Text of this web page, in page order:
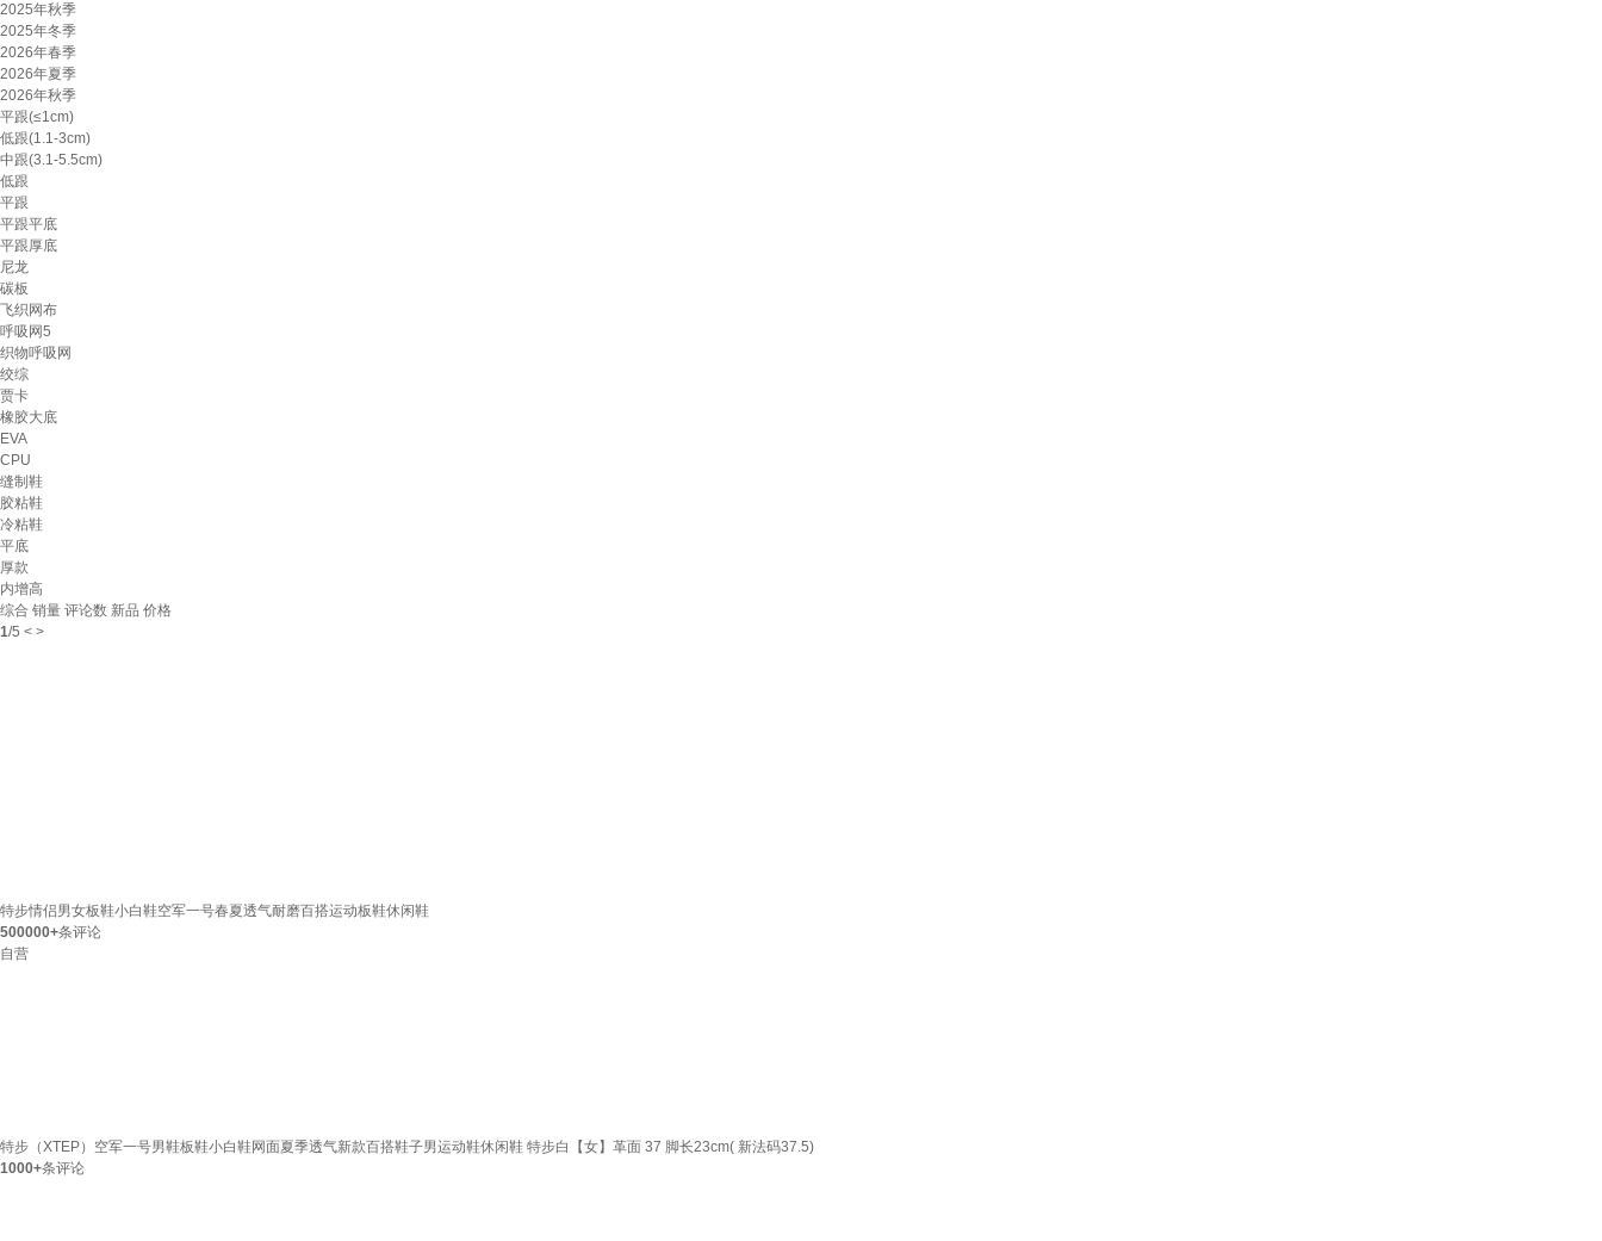
2025年秋季
2025年冬季
2026年春季
2026年夏季
2026年秋季
平跟(≤1cm)
低跟(1.1-3cm)
中跟(3.1-5.5cm)
低跟
平跟
平跟平底
平跟厚底
尼龙
碳板
飞织网布
呼吸网5
织物呼吸网
绞综
贾卡
橡胶大底
EVA
CPU
缝制鞋
胶粘鞋
冷粘鞋
平底
厚款
内增高
综合 销量 评论数 新品 价格
1/5 < >
特步情侣男女板鞋小白鞋空军一号春夏透气耐磨百搭运动板鞋休闲鞋
500000+条评论
自营
特步（XTEP）空军一号男鞋板鞋小白鞋网面夏季透气新款百搭鞋子男运动鞋休闲鞋 特步白【女】革面 37 脚长23cm( 新法码37.5)
1000+条评论